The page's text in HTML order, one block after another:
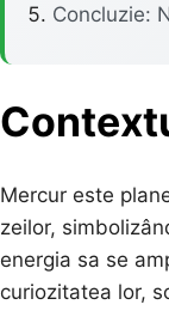
Concluzie:
Mercur este
zeilor,
energia sa se
curiozitatea lor,